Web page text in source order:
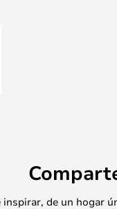
de un hogar